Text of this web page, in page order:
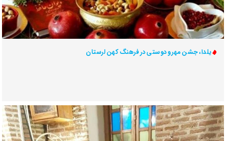
یلدا، جشن مهر و دوستی در فرهنگ کهن لرستان